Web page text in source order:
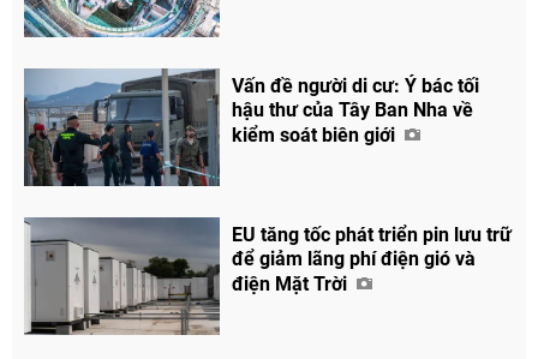
Vấn đề người di cư: Ý bác tối
hậu thư của Tây Ban Nha về
kiểm soát biên giới
EU tăng tốc phát triển pin lưu trữ
để giảm lãng phí điện gió và
điện Mặt Trời